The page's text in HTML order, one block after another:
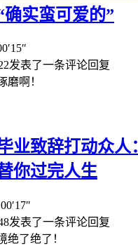
确实蛮可爱的”
发表了一条评论回复
磨啊！
业致辞打动众人
你过完人生
00′17″
发表了一条评论回复
绝了绝了！